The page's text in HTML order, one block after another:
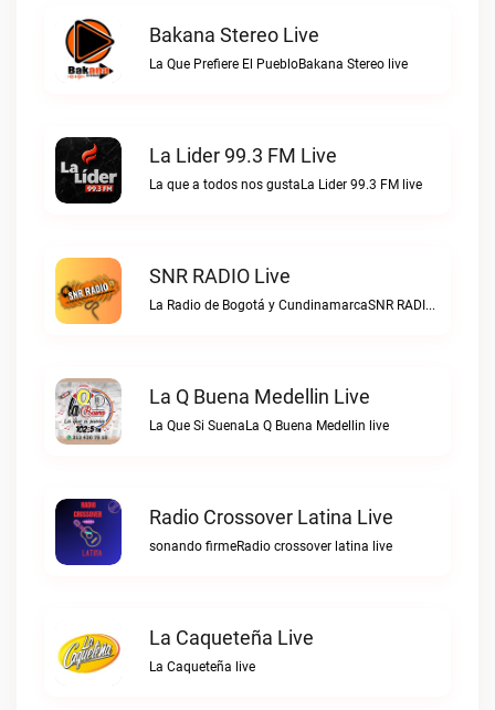
Bakana Stereo Live
La Que Prefiere El PuebloBakana Stereo live
La Lider 99.3 FM Live
La que a todos nos gustaLa Lider 99.3 FM live
SNR RADIO Live
La Radio de Bogotá y CundinamarcaSNR RADIO live
La Q Buena Medellin Live
La Que Si SuenaLa Q Buena Medellin live
Radio Crossover Latina Live
sonando firmeRadio crossover latina live
La Caqueteña Live
La Caqueteña live